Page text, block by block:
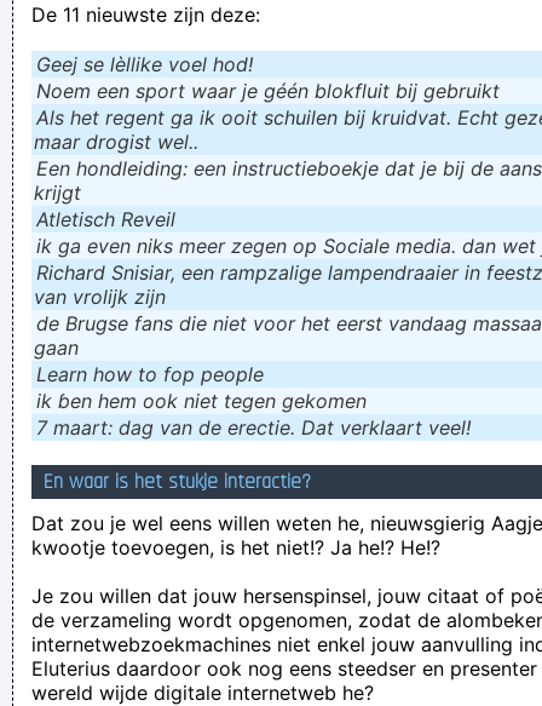
De 11 nieuwste zijn deze:
Geej se lèllike voel hod!
Noem een sport waar je géén blokfluit bij gebruikt
Als het regent ga ik ooit schuilen bij kruidvat. Echt
maar drogist wel..
Een hondleiding: een instructieboekje dat je bij de
krijgt
Atletisch Reveil
ik ga even niks meer zegen op Sociale media. dan
Richard Snisiar, een rampzalige lampendraaier in
van vrolijk zijn
de Brugse fans die niet voor het eerst vandaag
gaan
Learn how to fop people
ik ɓen hem ook niet tegen gekomen
7 maart: dag van de erectie. Dat verklaart veel!
En waar is het stukje interactie?
Dat zou je wel eens willen weten he, nieuwsgierig
kwootje toevoegen, is het niet!? Ja he!? He!?
Je zou willen dat jouw hersenspinsel, jouw citaat of
de verzameling wordt opgenomen, zodat de
internetwebzoekmachines niet enkel jouw aanvulling
Eluterius daardoor ook nog eens steedser en
wereld wijde digitale internetweb he?